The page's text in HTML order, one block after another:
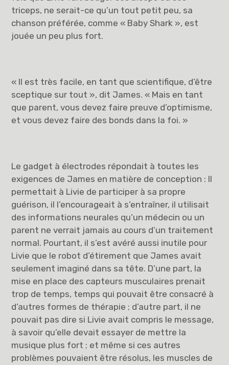
triceps, ne serait-ce qu’un tout petit peu, sa
chanson préférée, comme « Baby Shark », est
jouée un peu plus fort.
« Il est très facile, en tant que scientifique, d’être
sceptique sur tout », dit James. « Mais en tant
que parent, vous devez faire preuve d’optimisme,
et vous devez faire des bonds dans la foi. »
Le gadget à électrodes répondait à toutes les
exigences de James en matière de conception : Il
permettait à Livie de participer à sa propre
guérison, il l’encourageait à s’entraîner, il utilisait
des informations neurales qu’un médecin ou un
parent ne verrait jamais au cours d’un traitement
normal. Pourtant, il s’est avéré aussi inutile pour
Livie que le robot d’étirement que James avait
seulement imaginé dans sa tête. D’une part, la
mise en place des capteurs musculaires prenait
trop de temps, temps qui pouvait être consacré à
d’autres formes de thérapie ; d’autre part, il ne
pouvait pas dire si Livie avait compris le message,
à savoir qu’elle devait essayer de mettre la
musique plus fort ; et même si ces autres
problèmes pouvaient être résolus, les muscles de